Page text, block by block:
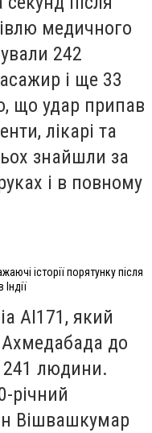
медичного
242
і ще 33
що удар припав
лікарі та
знайшли за
і в повному
історії порятунку після
AI171, який
Ахмедабада до
241 людини.
річний
Вішвашкумар